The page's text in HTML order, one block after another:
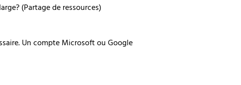
(Partage de ressources)
Un compte Microsoft ou Google